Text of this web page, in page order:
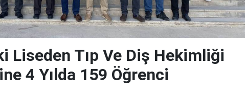
Liseden Tıp Ve Diş Hekimliği
4 Yılda 159 Öğrenci